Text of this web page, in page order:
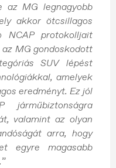
az MG legnagyobb
akkor ötcsillagos
NCAP protokolljait
MG gondoskodott
SUV lépést
amelyek
eredményt. Ez jól
valamint az olyan
arra, hogy
egyre magasabb
”